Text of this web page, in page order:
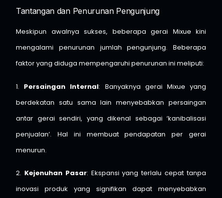
Tantangan dan Penurunan Pengunjung
Meskipun awalnya sukses, beberapa gerai Mixue kini
mengalami penurunan jumlah pengunjung. Beberapa
faktor yang diduga mempengaruhi penurunan ini meliputi:
1. Persaingan Internal: Banyaknya gerai Mixue yang
berdekatan satu sama lain menyebabkan persaingan
antar gerai sendiri, yang dikenal sebagai ‘kanibalisasi
penjualan’. Hal ini membuat pendapatan per gerai
menurun. ​
2. Kejenuhan Pasar: Ekspansi yang terlalu cepat tanpa
inovasi produk yang signifikan dapat menyebabkan